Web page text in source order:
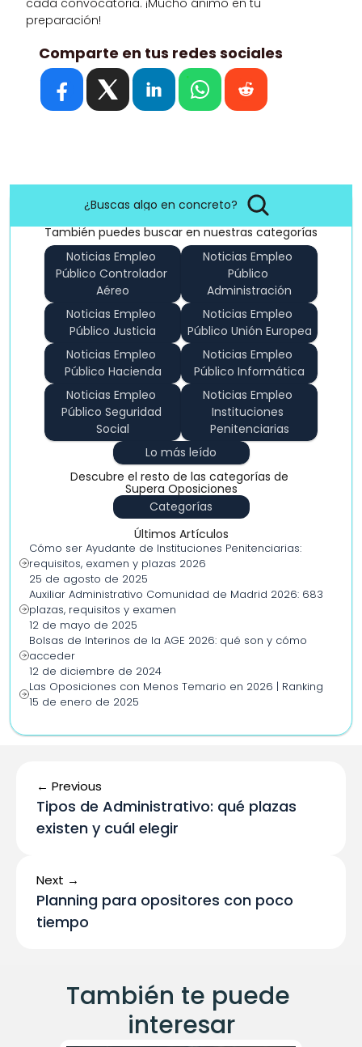
preparación!
Comparte en tus redes sociales
¿Buscas algo en concreto?
También puedes buscar en nuestras categorías
Noticias Empleo
Público Controlador
Aéreo
Noticias Empleo
Público
Administración
Noticias Empleo
Público Justicia
Noticias Empleo
Público Unión Europea
Noticias Empleo
Público Hacienda
Noticias Empleo
Público Informática
Noticias Empleo
Público Seguridad
Social
Noticias Empleo
Instituciones
Penitenciarias
Lo más leído
Descubre el resto de las categorías de
Supera Oposiciones
Categorías
Últimos Artículos
Cómo ser Ayudante de Instituciones Penitenciarias:
requisitos, examen y plazas 2026
25 de agosto de 2025
Auxiliar Administrativo Comunidad de Madrid 2026: 683
plazas, requisitos y examen
12 de mayo de 2025
Bolsas de Interinos de la AGE 2026: qué son y cómo
acceder
12 de diciembre de 2024
Las Oposiciones con Menos Temario en 2026 | Ranking
15 de enero de 2025
← Previous
Tipos de Administrativo: qué plazas
existen y cuál elegir
Next →
Planning para opositores con poco
tiempo
También te puede
interesar